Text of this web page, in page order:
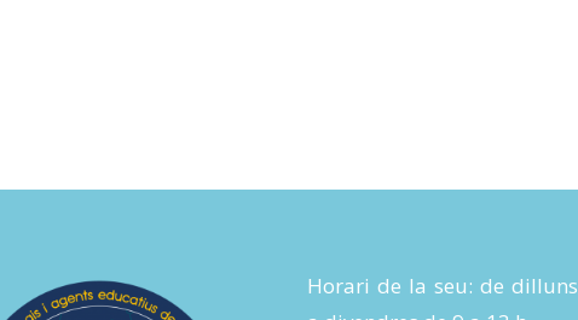
Horari de la seu: de dilluns